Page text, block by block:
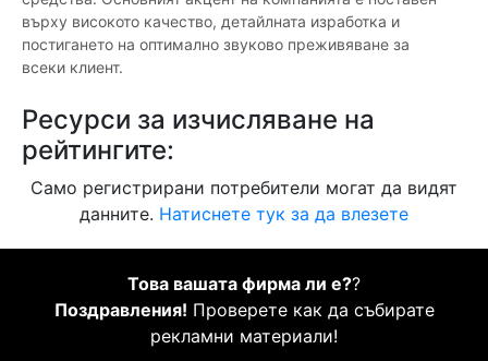
върху високото качество, детайлната изработка и
постигането на оптимално звуково преживяване за
всеки клиент.
Ресурси за изчисляване на
рейтингите:
Само регистрирани потребители могат да видят
данните. Натиснете тук за да влезете
Това вашата фирма ли е??
Поздравления! Проверете как да събирате
рекламни материали!